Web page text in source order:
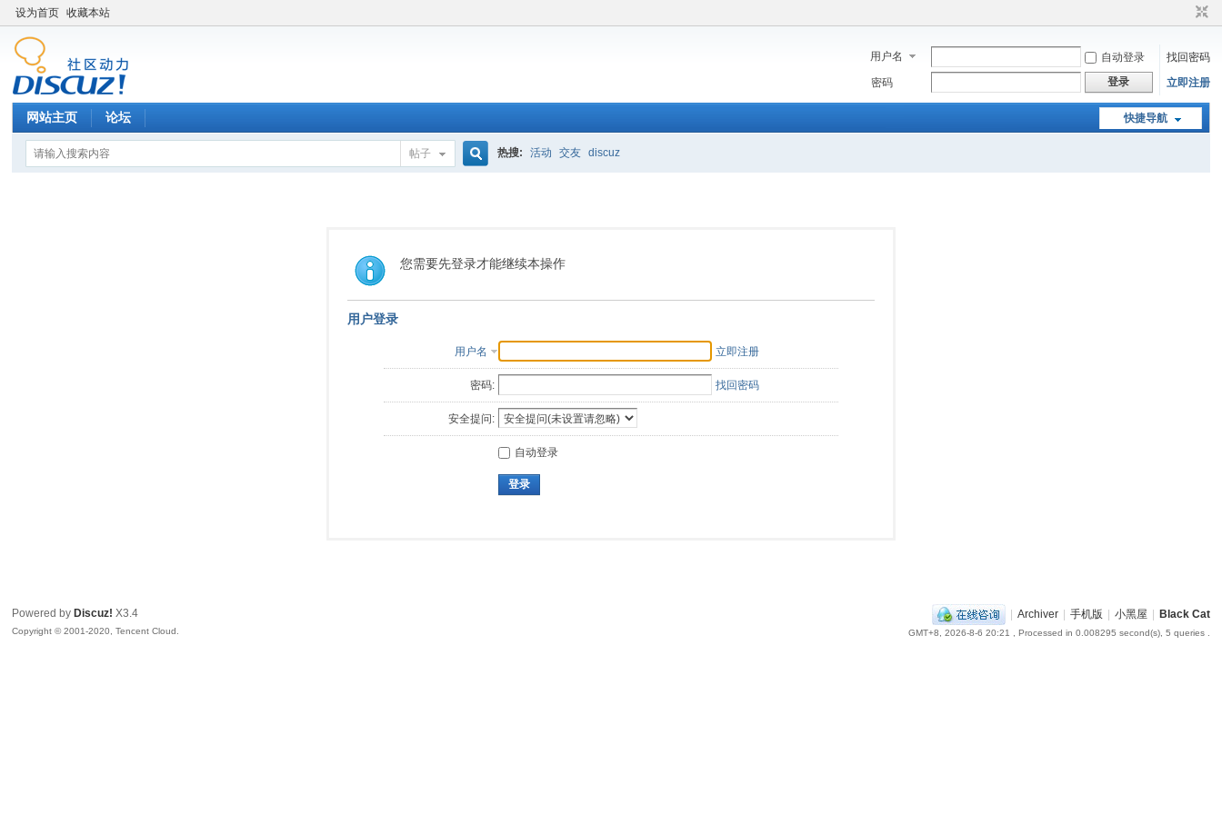
设为首页 收藏本站
用户名 自动登录
找回密码
密码
登录 立即注册
快捷导航
网站主页 论坛
帖子
索
热搜: 活动 交友 discuz
您需要先登录才能继续本操作
用户登录
用户名 立即注册
密码: 找回密码
安全提问:
自动登录
登录
| Archiver | 手机版 | 小黑屋 | Black Cat
GMT+8, 2026-8-6 20:21 , Processed in 0.008295 second(s), 5 queries .
Powered by Discuz! X3.4
Copyright © 2001-2020, Tencent Cloud.